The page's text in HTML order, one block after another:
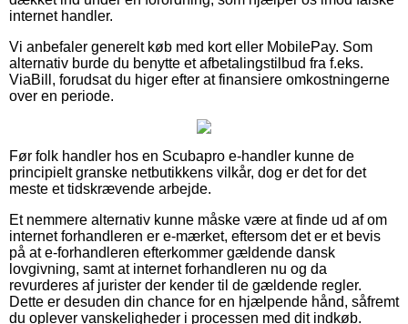
internet handler.
Vi anbefaler generelt køb med kort eller MobilePay. Som
alternativ burde du benytte et afbetalingstilbud fra f.eks.
ViaBill, forudsat du higer efter at finansiere omkostningerne
over en periode.
Før folk handler hos en Scubapro e-handler kunne de
principielt granske netbutikkens vilkår, dog er det for det
meste et tidskrævende arbejde.
Et nemmere alternativ kunne måske være at finde ud af om
internet forhandleren er e-mærket, eftersom det er et bevis
på at e-forhandleren efterkommer gældende dansk
lovgivning, samt at internet forhandleren nu og da
revurderes af jurister der kender til de gældende regler.
Dette er desuden din chance for en hjælpende hånd, såfremt
du oplever vanskeligheder i processen med dit indkøb.